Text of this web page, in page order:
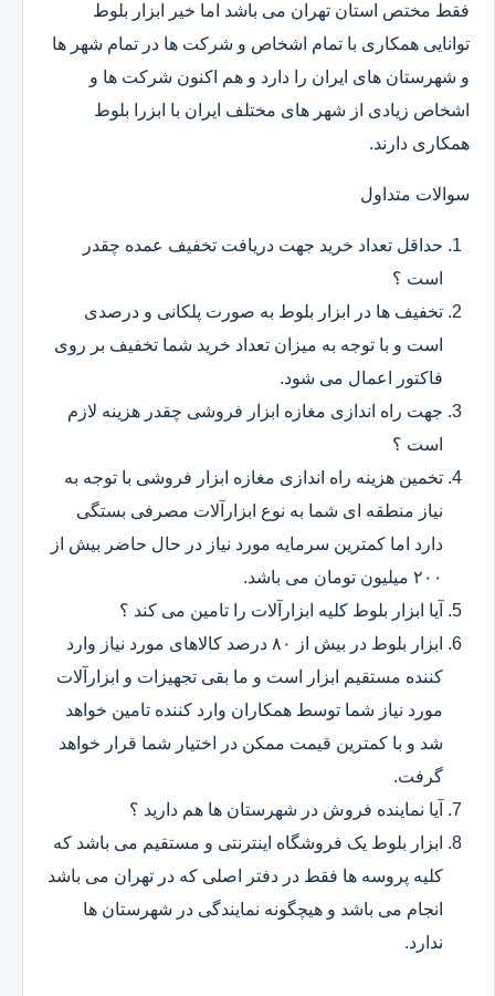
فقط مختص استان تهران می باشد اما خیر ابزار بلوط
توانایی همکاری با تمام اشخاص و شرکت ها در تمام شهر ها
و شهرستان های ایران را دارد و هم اکنون شرکت ها و
اشخاص زیادی از شهر های مختلف ایران با ابزرا بلوط
همکاری دارند.
سوالات متداول
حداقل تعداد خرید جهت دریافت تخفیف عمده چقدر
است ؟
تخفیف ها در ابزار بلوط به صورت پلکانی و درصدی
است و با توجه به میزان تعداد خرید شما تخفیف بر روی
فاکتور اعمال می شود.
جهت راه اندازی مغازه ابزار فروشی چقدر هزینه لازم
است ؟
تخمین هزینه راه اندازی مغازه ابزار فروشی با توجه به
نیاز منطقه ای شما به نوع ابزارآلات مصرفی بستگی
دارد اما کمترین سرمایه مورد نیاز در حال حاضر بیش از
۲۰۰ میلیون تومان می باشد.
آیا ابزار بلوط کلیه ابزارآلات را تامین می کند ؟
ابزار بلوط در بیش از ۸۰ درصد کالاهای مورد نیاز وارد
کننده مستقیم ابزار است و ما بقی تجهیزات و ابزارآلات
مورد نیاز شما توسط همکاران وارد کننده تامین خواهد
شد و با کمترین قیمت ممکن در اختیار شما قرار خواهد
گرفت.
آیا نماینده فروش در شهرستان ها هم دارید ؟
ابزار بلوط یک فروشگاه اینترنتی و مستقیم می باشد که
کلیه پروسه ها فقط در دفتر اصلی که در تهران می باشد
انجام می باشد و هیچگونه نمایندگی در شهرستان ها
ندارد.